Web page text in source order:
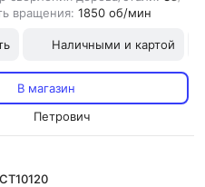
вращения: 1850 об/мин
Наличными и картой
В магазин
Петрович